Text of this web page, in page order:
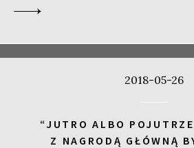
2018-05-26
“JUTRO ALBO
Z NAGRODĄ GŁÓWNĄ